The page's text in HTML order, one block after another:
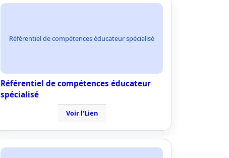
Référentiel de compétences éducateur spécialisé
Référentiel de compétences éducateur
spécialisé
Voir l'Lien